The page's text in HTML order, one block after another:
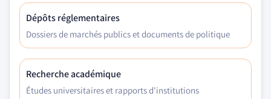
Dépôts réglementaires
Dossiers de marchés publics et documents de politique
Recherche académique
Études universitaires et rapports d'institutions